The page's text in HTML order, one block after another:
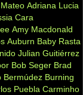
Adriana Lucia
Cara
Amy Macdonald
Auburn Baby Rasta
Julian Guitiérrez
Bob Seger Brad
Bermúdez Burning
Puebla Carminho